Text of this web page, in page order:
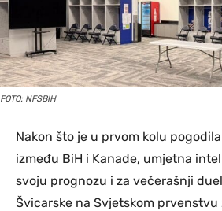
FOTO: NFSBIH
Nakon što je u prvom kolu
između BiH i Kanade, umjetna
svoju prognozu i za večerašnji
Švicarske na Svjetskom prvenstvu